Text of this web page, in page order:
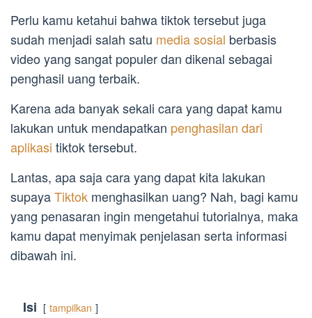
Perlu kamu ketahui bahwa tiktok tersebut juga
sudah menjadi salah satu media sosial berbasis
video yang sangat populer dan dikenal sebagai
penghasil uang terbaik.
Karena ada banyak sekali cara yang dapat kamu
lakukan untuk mendapatkan penghasilan dari
aplikasi tiktok tersebut.
Lantas, apa saja cara yang dapat kita lakukan
supayaTiktok menghasilkan uang? Nah, bagi kamu
yang penasaran ingin mengetahui tutorialnya, maka
kamu dapat menyimak penjelasan serta informasi
dibawah ini.
Isi tampilkan